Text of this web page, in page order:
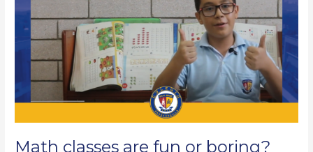
Math classes are fun or boring?
boring?